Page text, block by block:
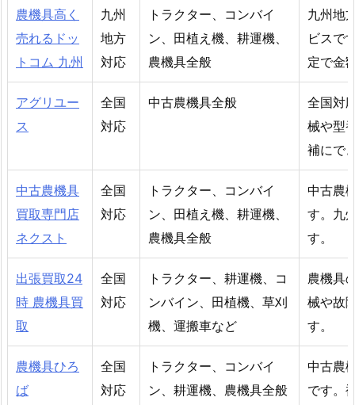
農機具高く
売れるドッ
トコム 九州
九州
地方
対応
トラクター、コンバイ
ン、田植え機、耕運機、
農機具全般
九州地
ビスで
定で金
アグリユー
ス
全国
対応
中古農機具全般
全国対
械や型
補にで
中古農機具
買取専門店
ネクスト
全国
対応
トラクター、コンバイ
ン、田植え機、耕運機、
農機具全般
中古農
す。九
す。
出張買取24
時 農機具買
取
全国
対応
トラクター、耕運機、コ
ンバイン、田植機、草刈
機、運搬車など
農機具
械や故
す。
農機具ひろ
ば
全国
対応
トラクター、コンバイ
ン、耕運機、農機具全般
中古農
です。